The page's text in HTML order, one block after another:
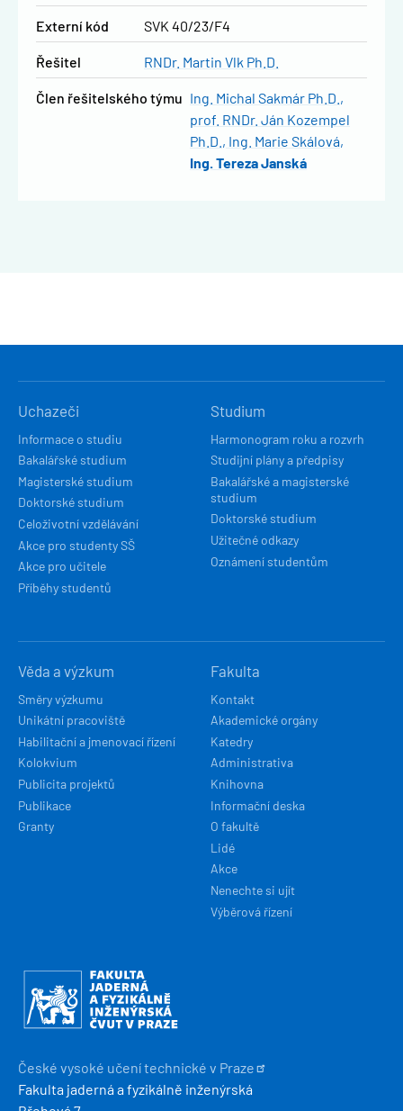
Externí kód SVK 40/23/F4
řešitel RNDr. Martin Vlk Ph.D.
člen řešitelského týmu Ing. Michal Sakmár Ph.D.
prof. RNDr. Ján Kozempel
Ph.D.
Ing. Marie Skálová
Ing. Tereza Janská
NAVIGACE
Uchazeči
Informace o studiu
Bakalářské studium
Magisterské studium
Doktorské studium
Celoživotní vzdělávání
Akce pro studenty SŠ
Akce pro učitele
Příběhy studentů
Studium
Harmonogram roku a rozvrh
Studijní plány a předpisy
Bakalářské a magisterské
studium
Doktorské studium
Užitečné odkazy
Oznámení studentům
Věda a výzkum
Směry výzkumu
Unikátní pracoviště
Habilitační a jmenovací řízení
Kolokvium
Publicita projektů
Publikace
Granty
Fakulta
Kontakt
Akademické orgány
Katedry
Administrativa
Knihovna
Informační deska
O fakultě
Lidé
Akce
Nenechte si ujít
Výběrová řízení
Obrázek
České vysoké učení technické v Praze
Fakulta jaderná a fyzikálně inženýrská